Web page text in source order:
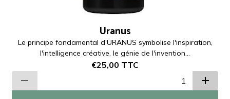
Uranus
Le principe fondamental d'URANUS symbolise l'inspiration,
l'intelligence créative, le génie de l'invention...
€25,00 TTC